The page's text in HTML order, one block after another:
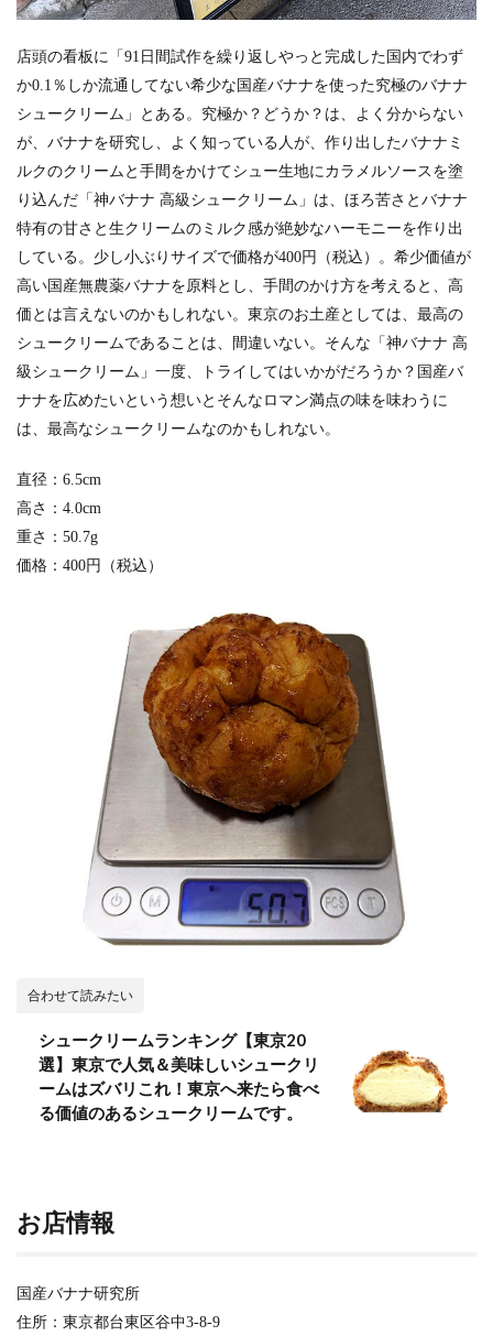
店頭の看板に「91日間試作を繰り返しやっと完成した国内でわず
か0.1％しか流通してない希少な国産バナナを使った究極のバナナ
シュークリーム」とある。究極か？どうか？は、よく分からない
が、バナナを研究し、よく知っている人が、作り出したバナナミ
ルクのクリームと手間をかけてシュー生地にカラメルソースを塗
り込んだ「神バナナ 高級シュークリーム」は、ほろ苦さとバナナ
特有の甘さと生クリームのミルク感が絶妙なハーモニーを作り出
している。少し小ぶりサイズで価格が400円（税込）。希少価値が
高い国産無農薬バナナを原料とし、手間のかけ方を考えると、高
価とは言えないのかもしれない。東京のお土産としては、最高の
シュークリームであることは、間違いない。そんな「神バナナ 高
級シュークリーム」一度、トライしてはいかがだろうか？国産バ
ナナを広めたいという想いとそんなロマン満点の味を味わうに
は、最高なシュークリームなのかもしれない。
直径：6.5cm
高さ：4.0cm
重さ：50.7g
価格：400円（税込）
合わせて読みたい
シュークリームランキング【東京20
選】東京で人気＆美味しいシュークリ
ームはズバリこれ！東京へ来たら食べ
る価値のあるシュークリームです。
お店情報
国産バナナ研究所
住所：東京都台東区谷中3-8-9